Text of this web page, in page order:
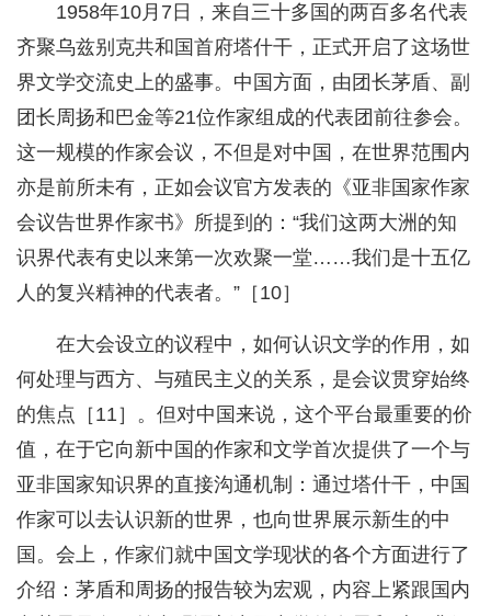
1958年10月7日，来自三十多国的两百多名代表
齐聚乌兹别克共和国首府塔什干，正式开启了这场世
界文学交流史上的盛事。中国方面，由团长茅盾、副
团长周扬和巴金等21位作家组成的代表团前往参会。
这一规模的作家会议，不但是对中国，在世界范围内
亦是前所未有，正如会议官方发表的《亚非国家作家
会议告世界作家书》所提到的：“我们这两大洲的知
识界代表有史以来第一次欢聚一堂……我们是十五亿
人的复兴精神的代表者。”［10］
在大会设立的议程中，如何认识文学的作用，如
何处理与西方、与殖民主义的关系，是会议贯穿始终
的焦点［11］。但对中国来说，这个平台最重要的价
值，在于它向新中国的作家和文学首次提供了一个与
亚非国家知识界的直接沟通机制：通过塔什干，中国
作家可以去认识新的世界，也向世界展示新生的中
国。会上，作家们就中国文学现状的各个方面进行了
介绍：茅盾和周扬的报告较为宏观，内容上紧跟国内